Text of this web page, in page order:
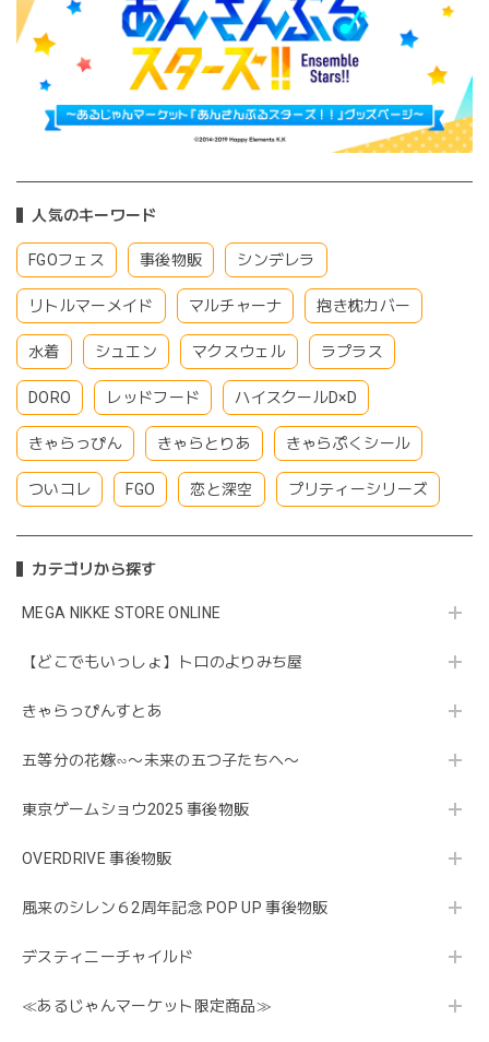
人気のキーワード
FGOフェス 事後物販 シンデレラ
リトルマーメイド マルチャーナ 抱き枕カバー
水着 シュエン マクスウェル ラプラス
DORO レッドフード ハイスクールD×D
きゃらっぴん きゃらとりあ きゃらぷくシール
ついコレ FGO 恋と深空 プリティーシリーズ
カテゴリから探す
MEGA NIKKE STORE ONLINE
【どこでもいっしょ】トロのよりみち屋
きゃらっぴんすとあ
五等分の花嫁∽〜未来の五つ子たちへ〜
東京ゲームショウ2025 事後物販
OVERDRIVE 事後物販
風来のシレン６2周年記念 POP UP 事後物販
デスティニーチャイルド
≪あるじゃんマーケット限定商品≫